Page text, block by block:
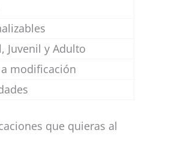
Juvenil y Adulto
modificación
que quieras al